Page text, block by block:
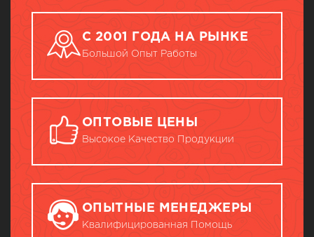
С 2001 ГОДА НА РЫНКЕ
Большой Опыт Работы
ОПТОВЫЕ ЦЕНЫ
Высокое Качество Продукции
ОПЫТНЫЕ МЕНЕДЖЕРЫ
Квалифицированная Помощь